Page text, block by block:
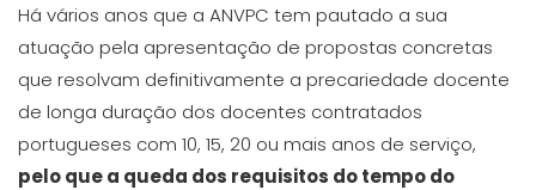
Há vários anos que a ANVPC tem pautado a sua
atuação pela apresentação de propostas concretas
que resolvam definitivamente a precariedade docente
de longa duração dos docentes contratados
portugueses com 10, 15, 20 ou mais anos de serviço,
pelo que a queda dos requisitos do tempo do